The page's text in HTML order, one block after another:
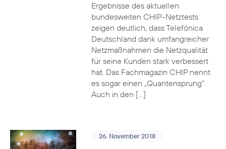
Ergebnisse des aktuellen
bundesweiten CHIP-Netztests
zeigen deutlich, dass Telefónica
Deutschland dank umfangreicher
Netzmaßnahmen die Netzqualität
für seine Kunden stark verbessert
hat. Das Fachmagazin CHIP nennt
es sogar einen „Quantensprung“.
Auch in den […]
26. November 2018